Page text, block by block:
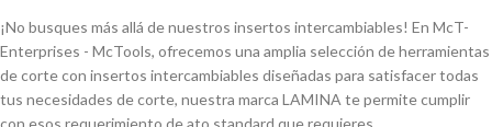
¡No busques más allá de nuestros insertos intercambiables! En McT-
Enterprises - McTools, ofrecemos una amplia selección de herramientas
de corte con insertos intercambiables diseñadas para satisfacer todas
tus necesidades de corte, nuestra marca LAMINA te permite cumplir